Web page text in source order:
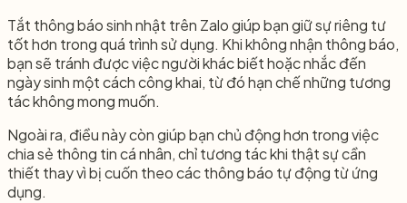
Tắt thông báo sinh nhật trên Zalo giúp bạn giữ sự riêng tư
tốt hơn trong quá trình sử dụng. Khi không nhận thông báo,
bạn sẽ tránh được việc người khác biết hoặc nhắc đến
ngày sinh một cách công khai, từ đó hạn chế những tương
tác không mong muốn.
Ngoài ra, điều này còn giúp bạn chủ động hơn trong việc
chia sẻ thông tin cá nhân, chỉ tương tác khi thật sự cần
thiết thay vì bị cuốn theo các thông báo tự động từ ứng
dụng.